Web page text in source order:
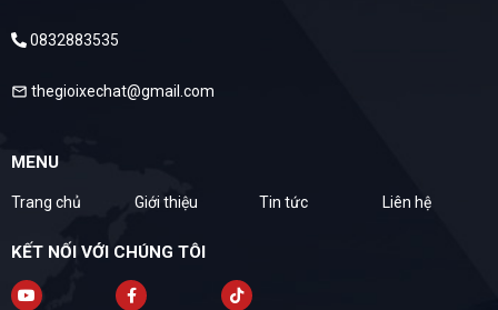
0832883535
mail thegioixechat@gmail.com
MENU
Trang chủ Giới thiệu Tin tức Liên hệ
KẾT NỐI VỚI CHÚNG TÔI